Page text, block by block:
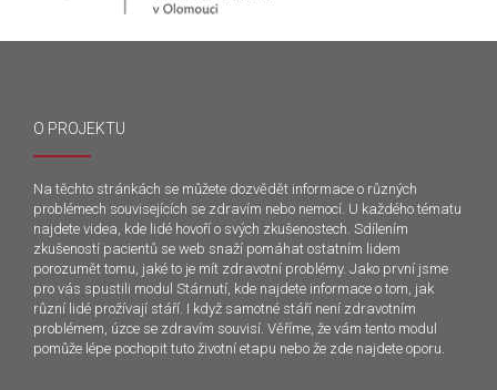
O PROJEKTU
Na těchto stránkách se můžete dozvědět informace o různých
problémech souvisejících se zdravím nebo nemocí. U každého tématu
najdete videa, kde lidé hovoří o svých zkušenostech. Sdílením
zkušeností pacientů se web snaží pomáhat ostatním lidem
porozumět tomu, jaké to je mít zdravotní problémy. Jako první jsme
pro vás spustili modul Stárnutí, kde najdete informace o tom, jak
různí lidé prožívají stáří. I když samotné stáří není zdravotním
problémem, úzce se zdravím souvisí. Věříme, že vám tento modul
pomůže lépe pochopit tuto životní etapu nebo že zde najdete oporu.